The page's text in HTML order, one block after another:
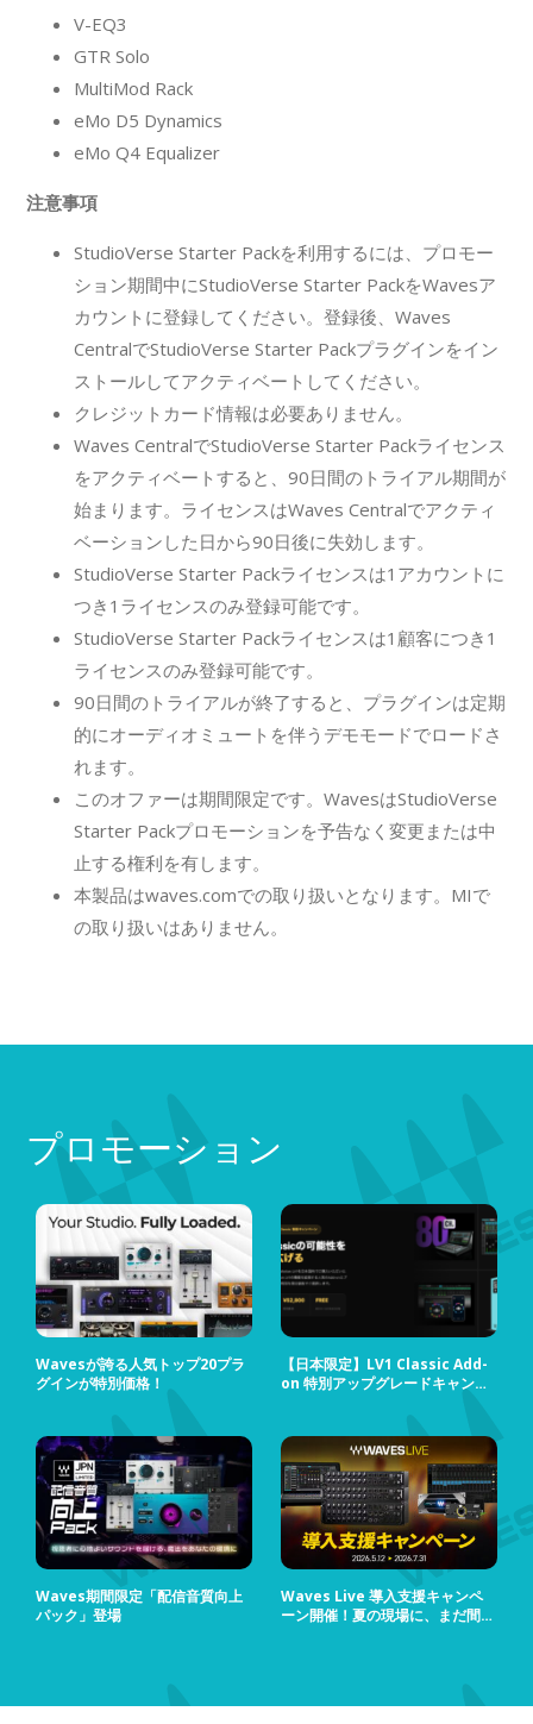
V-EQ3
GTR Solo
MultiMod Rack
eMo D5 Dynamics
eMo Q4 Equalizer
注意事項
StudioVerse Starter Packを利用するには、プロモー
ション期間中にStudioVerse Starter PackをWavesア
カウントに登録してください。登録後、Waves
CentralでStudioVerse Starter Packプラグインをイン
ストールしてアクティベートしてください。
クレジットカード情報は必要ありません。
Waves CentralでStudioVerse Starter Packライセンス
をアクティベートすると、90日間のトライアル期間が
始まります。ライセンスはWaves Centralでアクティ
ベーションした日から90日後に失効します。
StudioVerse Starter Packライセンスは1アカウントに
つき1ライセンスのみ登録可能です。
StudioVerse Starter Packライセンスは1顧客につき1
ライセンスのみ登録可能です。
90日間のトライアルが終了すると、プラグインは定期
的にオーディオミュートを伴うデモモードでロードさ
れます。
このオファーは期間限定です。WavesはStudioVerse
Starter Packプロモーションを予告なく変更または中
止する権利を有します。
本製品はwaves.comでの取り扱いとなります。MIで
の取り扱いはありません。
プロモーション
Wavesが誇る人気トップ20プラ
グインが特別価格！
【日本限定】LV1 Classic Add-
on 特別アップグレードキャンペ
Waves期間限定「配信音質向上
パック」登場
Waves Live 導入支援キャンペ
ーン開催！夏の現場に、まだ間に